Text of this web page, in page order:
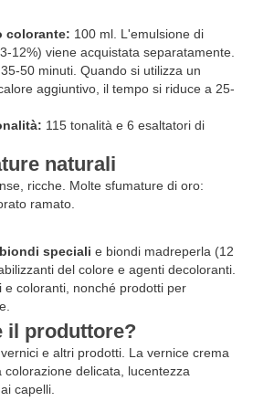
colorante: 100 ml. L'emulsione di
12%) viene acquistata separatamente.
35-50 minuti. Quando si utilizza un
aggiuntivo, il tempo si riduce a 25-
115 tonalità e 6 esaltatori di
naturali
ricche. Molte sfumature di oro:
ramato.
speciali e biondi madreperla (12
del colore e agenti decoloranti.
e coloranti, nonché prodotti per
il produttore?
e altri prodotti. La vernice crema
delicata, lucentezza
capelli.